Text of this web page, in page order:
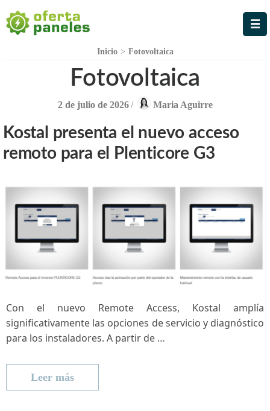
Oferta Paneles
La Mejor Oferta en Paneles
Solares
Inicio > Fotovoltaica
Fotovoltaica
2 de julio de 2026 / Maria Aguirre
Kostal presenta el nuevo acceso
remoto para el Plenticore G3
Con el nuevo Remote Access, Kostal amplía
significativamente las opciones de servicio y diagnóstico
para los instaladores. A partir de …
Leer más